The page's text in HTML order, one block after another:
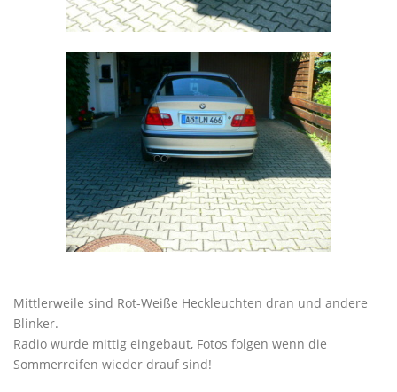
Mittlerweile sind Rot-Weiße Heckleuchten dran und andere
Blinker.
Radio wurde mittig eingebaut, Fotos folgen wenn die
Sommerreifen wieder drauf sind!